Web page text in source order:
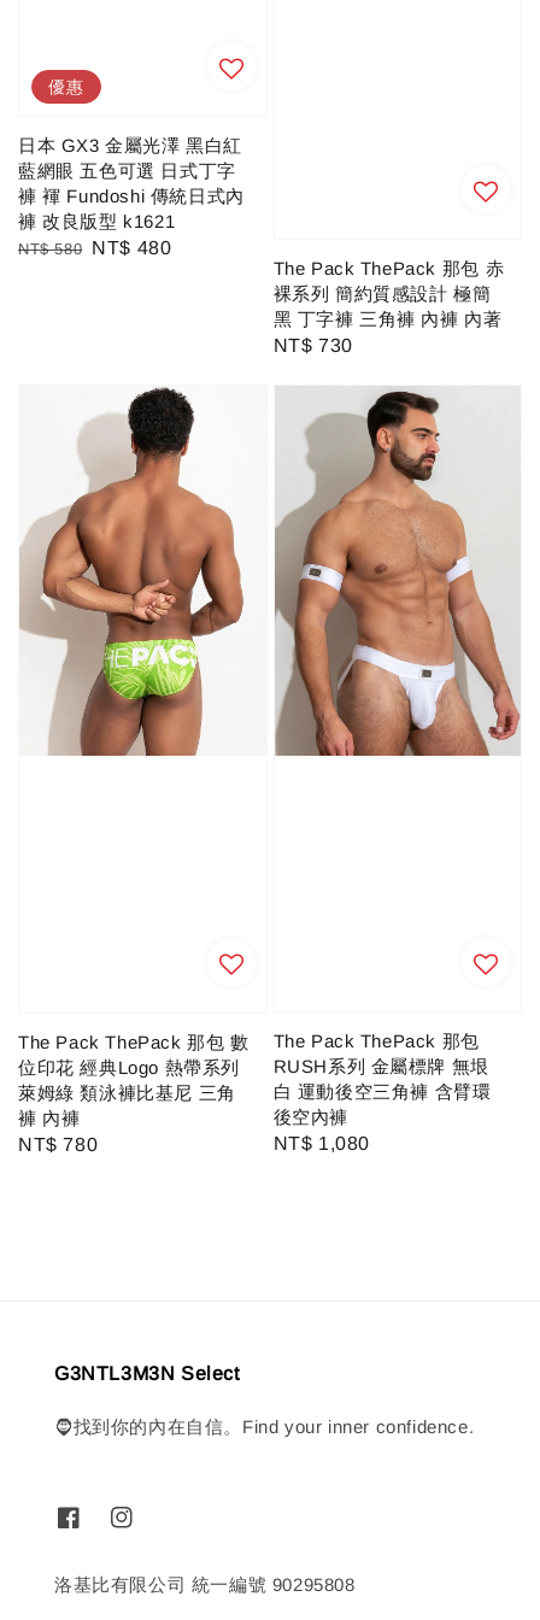
優惠
日本 GX3 金屬光澤 黑白紅
藍網眼 五色可選 日式丁字
褲 褌 Fundoshi 傳統日式內
褲 改良版型 k1621
Regular
NT$ 580 Sale
NT$ 480
The Pack ThePack 那包 赤
裸系列 簡約質感設計 極簡
黑 丁字褲 三角褲 內褲 內著
Regular
NT$ 730
The Pack ThePack 那包 數
位印花 經典Logo 熱帶系列
萊姆綠 類泳褲比基尼 三角
褲 內褲
Regular
NT$ 780
The Pack ThePack 那包
RUSH系列 金屬標牌 無垠
白 運動後空三角褲 含臂環
後空內褲
Regular
NT$ 1,080
G3NTL3M3N Select
🧔找到你的內在自信。Find your inner confidence.
洛基比有限公司 統一編號 90295808